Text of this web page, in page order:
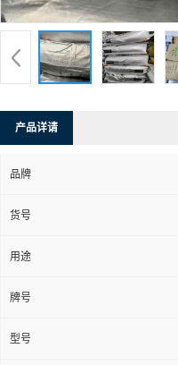
产品详请
品牌
货号
用途
牌号
型号